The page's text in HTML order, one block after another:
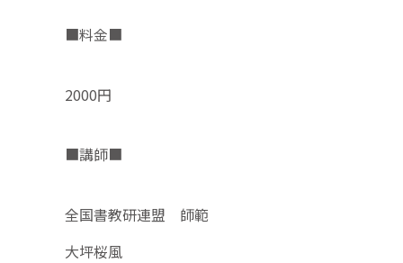
■料金■
2000円
■講師■
全国書教研連盟 師範
大坪桜風